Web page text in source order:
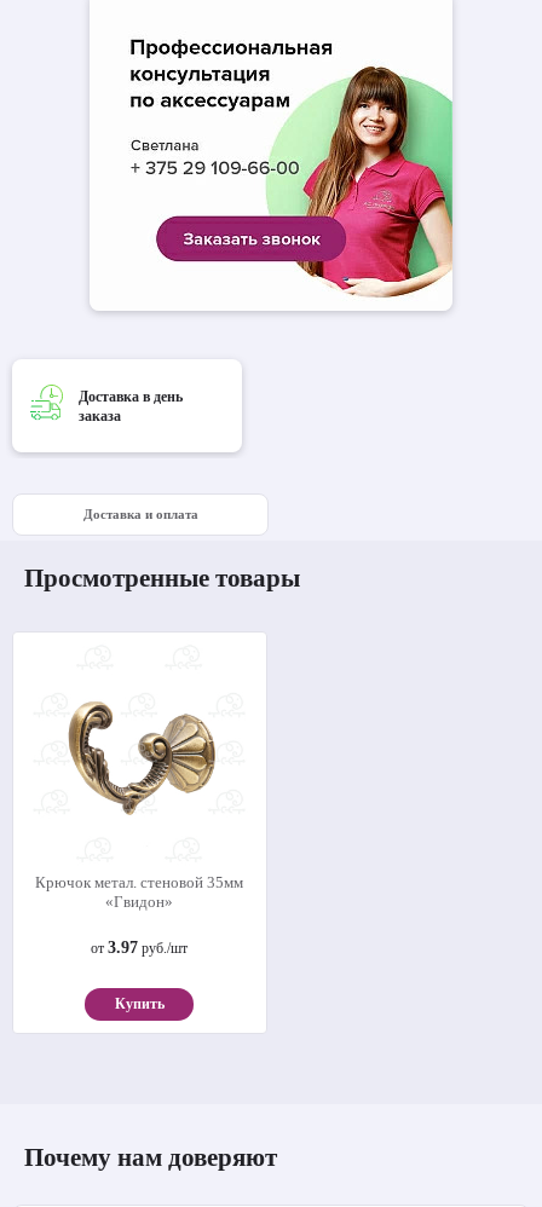
Доставка в день
заказа
Доставка и оплата
Просмотренные товары
Крючок метал. стеновой 35мм
«Гвидон»
от3.97 руб./шт
Купить
Почему нам доверяют